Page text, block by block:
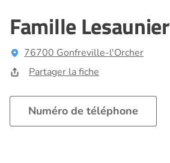
Famille Lesaunier
76700 Gonfreville-l'Orcher
Partager la fiche
Numéro de téléphone